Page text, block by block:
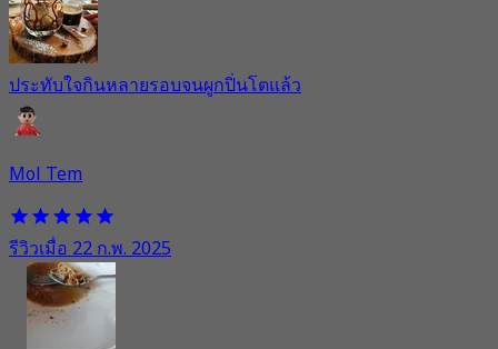
ประทับใจกินหลายรอบจนผูกปิ่นโตแล้ว
Mol Tem
รีวิวเมื่อ 22 ก.พ. 2025